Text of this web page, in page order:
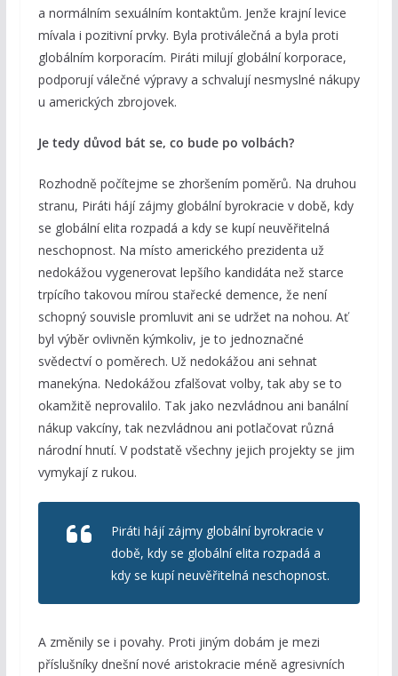
a normálním sexuálním kontaktům. Jenže krajní levice
mívala i pozitivní prvky. Byla protiválečná a byla proti
globálním korporacím. Piráti milují globální korporace,
podporují válečné výpravy a schvalují nesmyslné nákupy
u amerických zbrojovek.
Je tedy důvod bát se, co bude po volbách?
Rozhodně počítejme se zhoršením poměrů. Na druhou
stranu, Piráti hájí zájmy globální byrokracie v době, kdy
se globální elita rozpadá a kdy se kupí neuvěřitelná
neschopnost. Na místo amerického prezidenta už
nedokážou vygenerovat lepšího kandidáta než starce
trpícího takovou mírou stařecké demence, že není
schopný souvisle promluvit ani se udržet na nohou. Ať
byl výběr ovlivněn kýmkoliv, je to jednoznačné
svědectví o poměrech. Už nedokážou ani sehnat
manekýna. Nedokážou zfalšovat volby, tak aby se to
okamžitě neprovalilo. Tak jako nezvládnou ani banální
nákup vakcíny, tak nezvládnou ani potlačovat různá
národní hnutí. V podstatě všechny jejich projekty se jim
vymykají z rukou.
Piráti hájí zájmy globální byrokracie v
době, kdy se globální elita rozpadá a
kdy se kupí neuvěřitelná neschopnost.
A změnily se i povahy. Proti jiným dobám je mezi
příslušníky dnešní nové aristokracie méně agresivních